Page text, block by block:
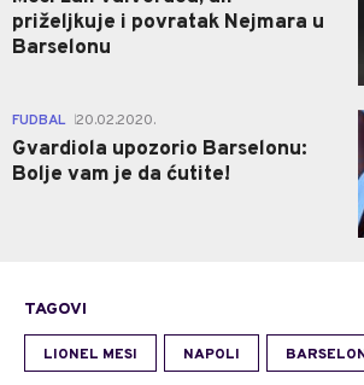
priželjkuje i povratak Nejmara u
Barselonu
FUDBAL 20.02.2020.
Gvardiola upozorio Barselonu:
Bolje vam je da ćutite!
TAGOVI
LIONEL MESI NAPOLI